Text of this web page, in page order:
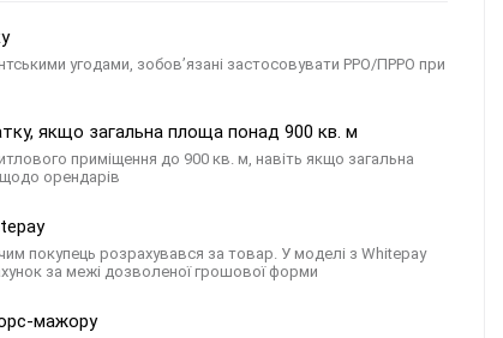
угодами, зобов’язані застосовувати РРО/ПРРО при
якщо загальна площа понад 900 кв. м
приміщення до 900 кв. м, навіть якщо загальна
орендарів
покупець розрахувався за товар. У моделі з Whitepay
за межі дозволеної грошової форми
мажору